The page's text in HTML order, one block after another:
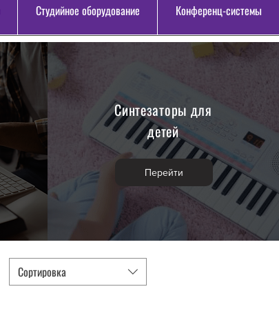
Студийное оборудование Конференц-системы
Синтезаторы для
детей
Перейти
Сортировка